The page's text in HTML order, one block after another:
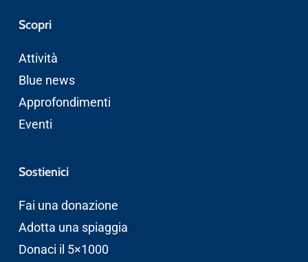
Scopri
Attività
Blue news
Approfondimenti
Eventi
Sostienici
Fai una donazione
Adotta una spiaggia
Donaci il 5×1000